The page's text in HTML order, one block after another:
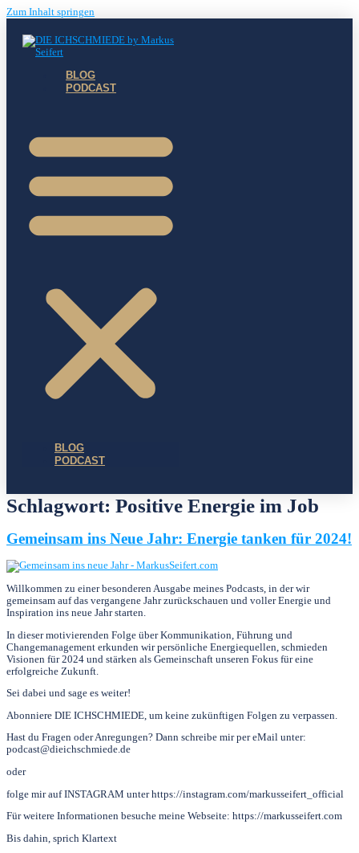
Zum Inhalt springen
BLOG
PODCAST
BLOG
PODCAST
Schlagwort: Positive Energie im Job
Gemeinsam ins Neue Jahr: Energie tanken für 2024!
Willkommen zu einer besonderen Ausgabe meines Podcasts, in der wir
gemeinsam auf das vergangene Jahr zurückschauen und voller Energie und
Inspiration ins neue Jahr starten.
In dieser motivierenden Folge über Kommunikation, Führung und
Changemanagement erkunden wir persönliche Energiequellen, schmieden
Visionen für 2024 und stärken als Gemeinschaft unseren Fokus für eine
erfolgreiche Zukunft.
Sei dabei und sage es weiter!
Abonniere DIE ICHSCHMIEDE, um keine zukünftigen Folgen zu verpassen.
Hast du Fragen oder Anregungen? Dann schreibe mir per eMail unter:
podcast@dieichschmiede.de
oder
folge mir auf INSTAGRAM unter https://instagram.com/markusseifert_official
Für weitere Informationen besuche meine Webseite: https://markusseifert.com
Bis dahin, sprich Klartext